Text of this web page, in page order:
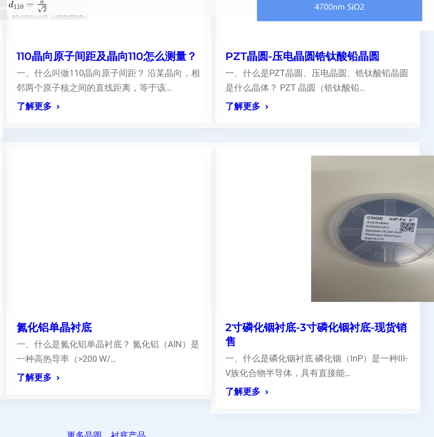
110晶向原子间距及晶向110怎么测量？
一、什么叫做110晶向原子间距？ 沿某晶向，相
邻两个原子核之间的直线距离，等于该…
了解更多
PZT晶圆-压电晶圆锆钛酸铅晶圆
一、什么是PZT晶圆、压电晶圆、锆钛酸铅晶圆
是什么晶体？ PZT 晶圆（锆钛酸铅…
了解更多
氮化铝单晶衬底
一、什么是氮化铝单晶衬底？ 氮化铝（AlN）是
一种高热导率（>200 W/…
了解更多
2寸磷化铟衬底-3寸磷化铟衬底-现货销
售
一、什么是磷化铟衬底 磷化铟（InP）是一种III-
V族化合物半导体，具有直接能…
了解更多